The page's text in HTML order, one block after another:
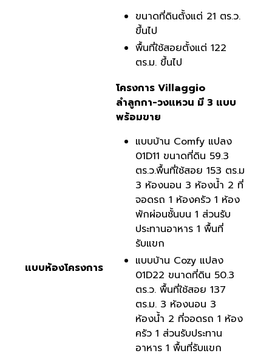
ขนาดที่ดินตั้งแต่ 21 ตร.ว.
ขึ้นไป
พื้นที่ใช้สอยตั้งแต่ 122
ตร.ม. ขึ้นไป
แบบห้องโครงการ
โครงการ Villaggio
ลำลูกกา-วงแหวน มี 3 แบบ
พร้อมขาย
แบบบ้าน Comfy แปลง
01D11 ขนาดที่ดิน 59.3
ตร.ว.พื้นที่ใช้สอย 153 ตร.ม
3 ห้องนอน 3 ห้องน้ำ 2 ที่
จอดรถ 1 ห้องครัว 1 ห้อง
พักผ่อนชั้นบน 1 ส่วนรับ
ประทานอาหาร 1 พื้นที่
รับแขก
แบบบ้าน Cozy แปลง
01D22 ขนาดที่ดิน 50.3
ตร.ว. พื้นที่ใช้สอย 137
ตร.ม. 3 ห้องนอน 3
ห้องน้ำ 2 ที่จอดรถ 1 ห้อง
ครัว 1 ส่วนรับประทาน
อาหาร 1 พื้นที่รับแขก